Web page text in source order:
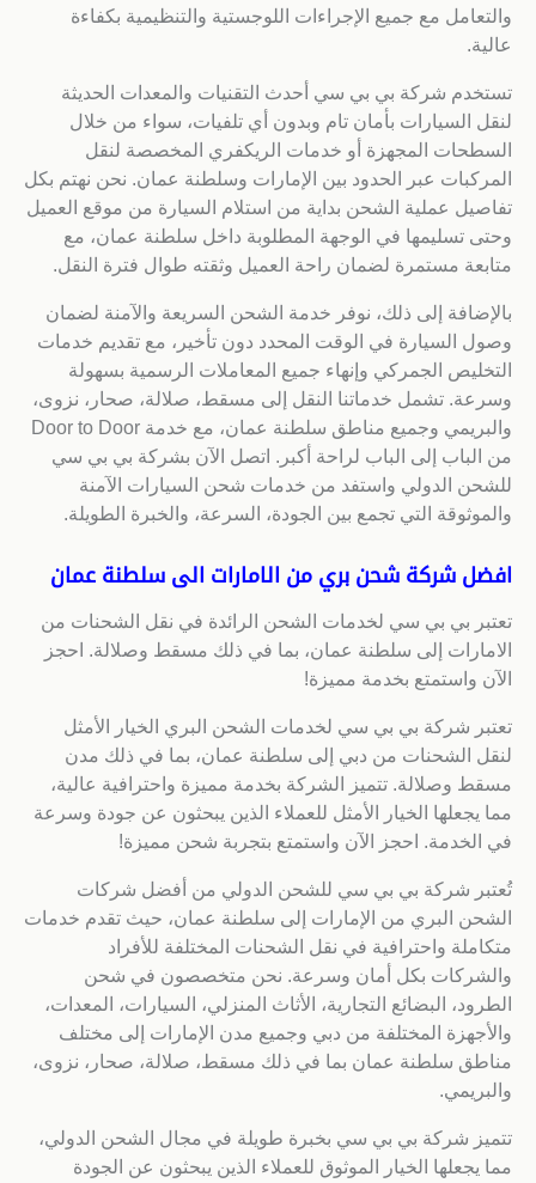
والتعامل مع جميع الإجراءات اللوجستية والتنظيمية بكفاءة
عالية.
تستخدم شركة بي بي سي أحدث التقنيات والمعدات الحديثة
لنقل السيارات بأمان تام وبدون أي تلفيات، سواء من خلال
السطحات المجهزة أو خدمات الريكفري المخصصة لنقل
المركبات عبر الحدود بين الإمارات وسلطنة عمان. نحن نهتم بكل
تفاصيل عملية الشحن بداية من استلام السيارة من موقع العميل
وحتى تسليمها في الوجهة المطلوبة داخل سلطنة عمان، مع
متابعة مستمرة لضمان راحة العميل وثقته طوال فترة النقل.
بالإضافة إلى ذلك، نوفر خدمة الشحن السريعة والآمنة لضمان
وصول السيارة في الوقت المحدد دون تأخير، مع تقديم خدمات
التخليص الجمركي وإنهاء جميع المعاملات الرسمية بسهولة
وسرعة. تشمل خدماتنا النقل إلى مسقط، صلالة، صحار، نزوى،
والبريمي وجميع مناطق سلطنة عمان، مع خدمة Door to Door
من الباب إلى الباب لراحة أكبر. اتصل الآن بشركة بي بي سي
للشحن الدولي واستفد من خدمات شحن السيارات الآمنة
والموثوقة التي تجمع بين الجودة، السرعة، والخبرة الطويلة.
افضل شركة شحن بري من الامارات الى سلطنة عمان
تعتبر بي بي سي لخدمات الشحن الرائدة في نقل الشحنات من
الامارات إلى سلطنة عمان، بما في ذلك مسقط وصلالة. احجز
الآن واستمتع بخدمة مميزة!
تعتبر شركة بي بي سي لخدمات الشحن البري الخيار الأمثل
لنقل الشحنات من دبي إلى سلطنة عمان، بما في ذلك مدن
مسقط وصلالة. تتميز الشركة بخدمة مميزة واحترافية عالية،
مما يجعلها الخيار الأمثل للعملاء الذين يبحثون عن جودة وسرعة
في الخدمة. احجز الآن واستمتع بتجربة شحن مميزة!
تُعتبر شركة بي بي سي للشحن الدولي من أفضل شركات
الشحن البري من الإمارات إلى سلطنة عمان، حيث تقدم خدمات
متكاملة واحترافية في نقل الشحنات المختلفة للأفراد
والشركات بكل أمان وسرعة. نحن متخصصون في شحن
الطرود، البضائع التجارية، الأثاث المنزلي، السيارات، المعدات،
والأجهزة المختلفة من دبي وجميع مدن الإمارات إلى مختلف
مناطق سلطنة عمان بما في ذلك مسقط، صلالة، صحار، نزوى،
والبريمي.
تتميز شركة بي بي سي بخبرة طويلة في مجال الشحن الدولي،
مما يجعلها الخيار الموثوق للعملاء الذين يبحثون عن الجودة